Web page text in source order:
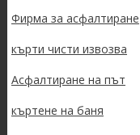
Фирма за асфалтиране
кърти чисти извозва
Асфалтиране на път
къртене на баня